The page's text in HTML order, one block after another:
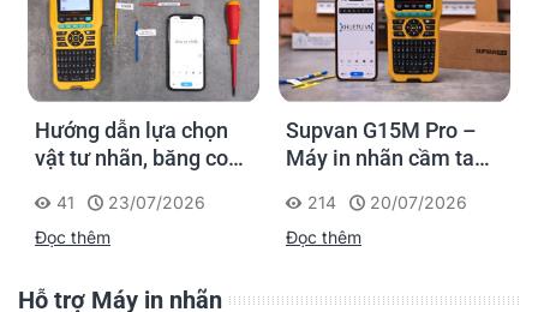
Hướng dẫn lựa chọn
vật tư nhãn, băng co
Supvan G15M Pro
41
23/07/2026
Đọc thêm
Supvan G15M Pro –
Máy in nhãn cầm tay
dấu một lần, tra cứu
trọn đời công trình
214
20/07/2026
Đọc thêm
Hỗ trợ Máy in nhãn